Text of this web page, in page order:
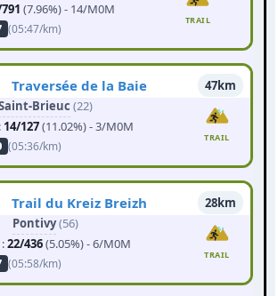
(7.96%) - 14/M0M
(05:47/km)
TRAIL
Traversée de la Baie
47km
Brieuc (22)
14/127(11.02%) - 3/M0M
(05:36/km)
TRAIL
Trail du Kreiz Breizh
28km
Pontivy(56)
22/436(5.05%) - 6/M0M
(05:58/km)
TRAIL